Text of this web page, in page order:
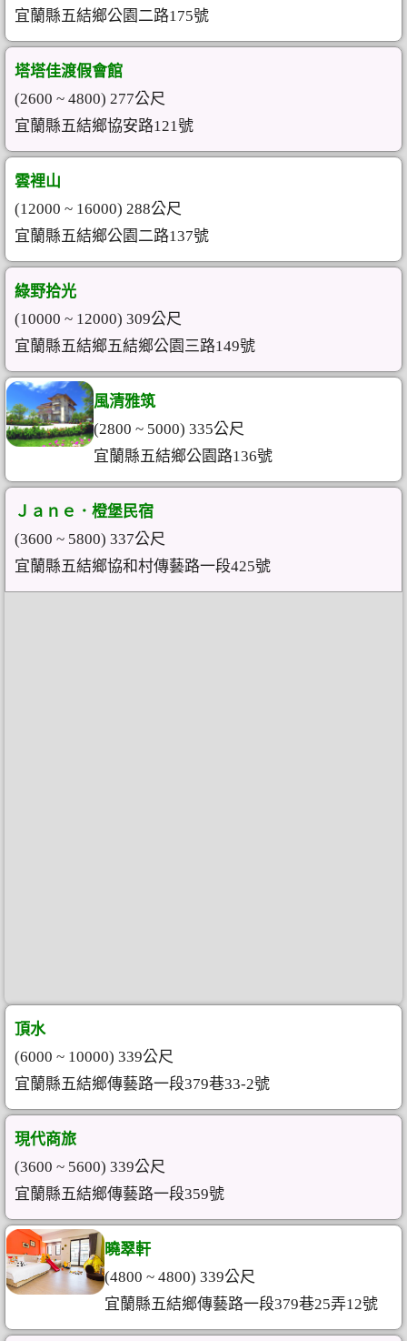
宜蘭縣五結鄉公園二路175號
塔塔佳渡假會館
(2600 ~ 4800) 277公尺
宜蘭縣五結鄉協安路121號
雲裡山
(12000 ~ 16000) 288公尺
宜蘭縣五結鄉公園二路137號
綠野拾光
(10000 ~ 12000) 309公尺
宜蘭縣五結鄉五結鄉公園三路149號
風清雅筑
(2800 ~ 5000) 335公尺
宜蘭縣五結鄉公園路136號
Ｊａｎｅ．橙堡民宿
(3600 ~ 5800) 337公尺
宜蘭縣五結鄉協和村傳藝路一段425號
頂水
(6000 ~ 10000) 339公尺
宜蘭縣五結鄉傳藝路一段379巷33-2號
現代商旅
(3600 ~ 5600) 339公尺
宜蘭縣五結鄉傳藝路一段359號
曉翠軒
(4800 ~ 4800) 339公尺
宜蘭縣五結鄉傳藝路一段379巷25弄12號